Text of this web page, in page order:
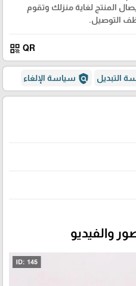
المنتج لغاية منزلك وتقوم
التوصيل.
QR
qr_code
التبديل policy سياسة الإلغاء
والفيديو